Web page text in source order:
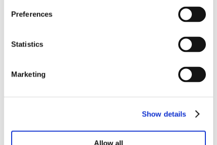
Preferences
Statistics
Marketing
Show details
Allow all